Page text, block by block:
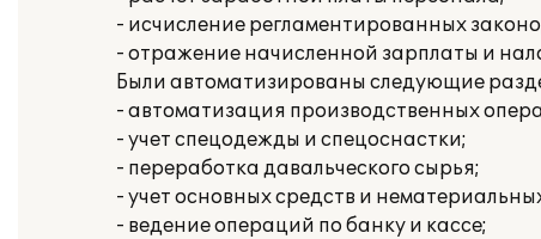
- исчисление регламентированных
- отражение начисленной зарплаты и
Были автоматизированы следующие
- автоматизация производственных
- учет спецодежды и спецоснастки;
- переработка давальческого сырья;
- учет основных средств и
- ведение операций по банку и кассе;